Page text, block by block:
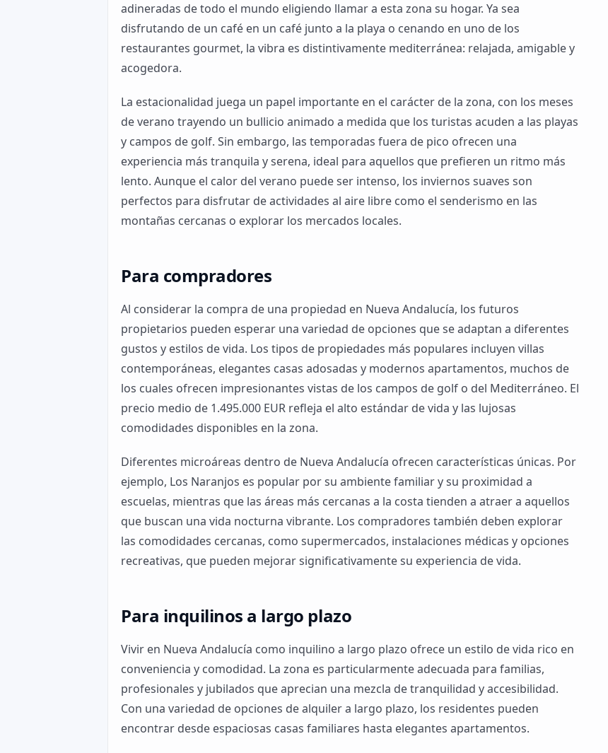
adineradas de todo el mundo eligiendo llamar a esta zona su hogar. Ya sea
disfrutando de un café en un café junto a la playa o cenando en uno de los
restaurantes gourmet, la vibra es distintivamente mediterránea: relajada, amigable y
acogedora.
La estacionalidad juega un papel importante en el carácter de la zona, con los meses
de verano trayendo un bullicio animado a medida que los turistas acuden a las playas
y campos de golf. Sin embargo, las temporadas fuera de pico ofrecen una
experiencia más tranquila y serena, ideal para aquellos que prefieren un ritmo más
lento. Aunque el calor del verano puede ser intenso, los inviernos suaves son
perfectos para disfrutar de actividades al aire libre como el senderismo en las
montañas cercanas o explorar los mercados locales.
Para compradores
Al considerar la compra de una propiedad en Nueva Andalucía, los futuros
propietarios pueden esperar una variedad de opciones que se adaptan a diferentes
gustos y estilos de vida. Los tipos de propiedades más populares incluyen villas
contemporáneas, elegantes casas adosadas y modernos apartamentos, muchos de
los cuales ofrecen impresionantes vistas de los campos de golf o del Mediterráneo. El
precio medio de 1.495.000 EUR refleja el alto estándar de vida y las lujosas
comodidades disponibles en la zona.
Diferentes microáreas dentro de Nueva Andalucía ofrecen características únicas. Por
ejemplo, Los Naranjos es popular por su ambiente familiar y su proximidad a
escuelas, mientras que las áreas más cercanas a la costa tienden a atraer a aquellos
que buscan una vida nocturna vibrante. Los compradores también deben explorar
las comodidades cercanas, como supermercados, instalaciones médicas y opciones
recreativas, que pueden mejorar significativamente su experiencia de vida.
Para inquilinos a largo plazo
Vivir en Nueva Andalucía como inquilino a largo plazo ofrece un estilo de vida rico en
conveniencia y comodidad. La zona es particularmente adecuada para familias,
profesionales y jubilados que aprecian una mezcla de tranquilidad y accesibilidad.
Con una variedad de opciones de alquiler a largo plazo, los residentes pueden
encontrar desde espaciosas casas familiares hasta elegantes apartamentos.